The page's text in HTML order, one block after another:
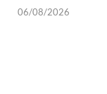
06/08/2026